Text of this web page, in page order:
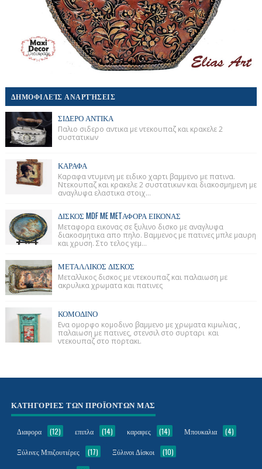
ΔΗΜΟΦΙΛΕΊΣ ΑΝΑΡΤΉΣΕΙΣ
ΣΙΔΕΡΟ ΑΝΤΙΚΑ
Παλιο σιδερο αντικα με ντεκουπαζ και κρακελε 2
συστατικων
ΚΑΡΑΦΑ
Καραφα ντυμενη με ειδικο χαρτι βαμμενο με πατινα.
Ντεκουπαζ και κρακελε 2 συστατικων και διακοσμημενη με
αναγλυφα ελαστικα στοιχ...
ΔΙΣΚΟΣ MDF ME METΑΦΟΡΑ ΕΙΚΟΝΑΣ
Μεταφορα εικονας σε ξυλινο δισκο με αναγλυφα
διακοσμητικα απο πηλο. Βαμμενος με πατινες μπλε μαυρη
και χρυση. Στο τελος γεμ...
ΜΕΤΑΛΛΙΚΟΣ ΔΙΣΚΟΣ
Μεταλλικος δισκος με ντεκουπαζ και παλαιωση με
ακρυλικα χρωματα και πατινες
ΚΟΜΟΔΙΝΟ
Ενα ομορφο κομοδινο βαμμενο με χρωματα κιμωλιας ,
παλαιωση με πατινες, στενσιλ στο συρταρι και
ντεκουπαζ στο πορτακι.
ΚΑΤΗΓΟΡΙΕΣ ΤΩΝ ΠΡΟΪΟΝΤΩΝ ΜΑΣ
Διαφορα (12) επιπλα (14) καραφες (14) Μπουκαλια (4)
Ξύλινες Μπιζουτιέρες (17) Ξύλινοι Δίσκοι (10)